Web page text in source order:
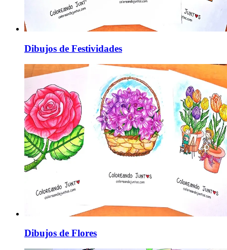
Dibujos de Festividades
Dibujos de Flores